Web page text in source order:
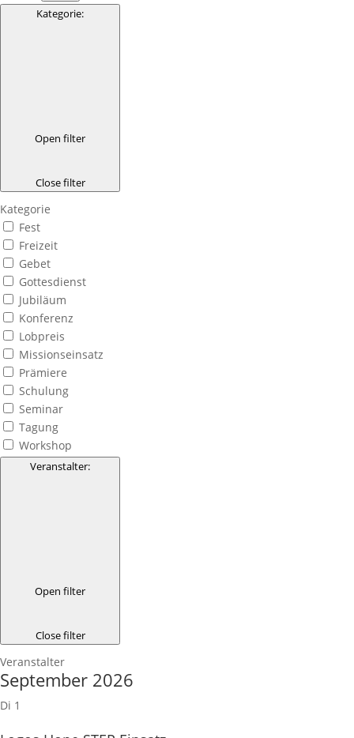
Kategorie:
Open filter
Close filter
Kategorie
Fest
Freizeit
Gebet
Gottesdienst
Jubiläum
Konferenz
Lobpreis
Missionseinsatz
Prämiere
Schulung
Seminar
Tagung
Workshop
Veranstalter:
Open filter
Close filter
Veranstalter
September 2026
Di 1